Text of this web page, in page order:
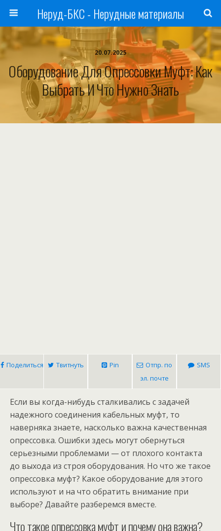
Неруд-БКС - Нерудные материалы
20.07.2025
Оборудование Для Опрессовки Муфт: Как
Выбрать И Что Нужно Знать
Поделиться Твитнуть Pin
Отпр. по
эл. почте
SMS
Если вы когда-нибудь сталкивались с задачей
надежного соединения кабельных муфт, то
наверняка знаете, насколько важна качественная
опрессовка. Ошибки здесь могут обернуться
серьезными проблемами — от плохого контакта
до выхода из строя оборудования. Но что же такое
опрессовка муфт? Какое оборудование для этого
используют и на что обратить внимание при
выборе? Давайте разберемся вместе.
Что такое опрессовка муфт и почему она важна?